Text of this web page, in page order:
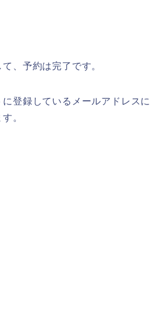
、予約は完了です。
登録しているメールアドレスに
。